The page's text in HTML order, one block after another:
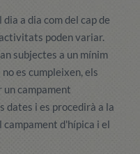
a dia com del cap de
poden variar.
subjectes a un mínim
es cumpleixen, els
campament
i es procedirà a la
d'hípica i el